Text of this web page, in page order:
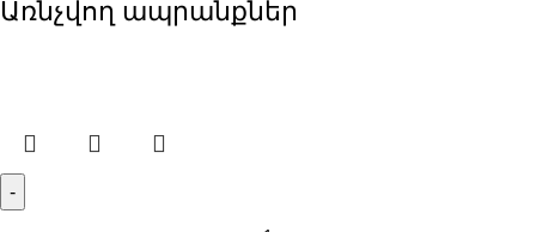
Առնչվող ապրանքներ